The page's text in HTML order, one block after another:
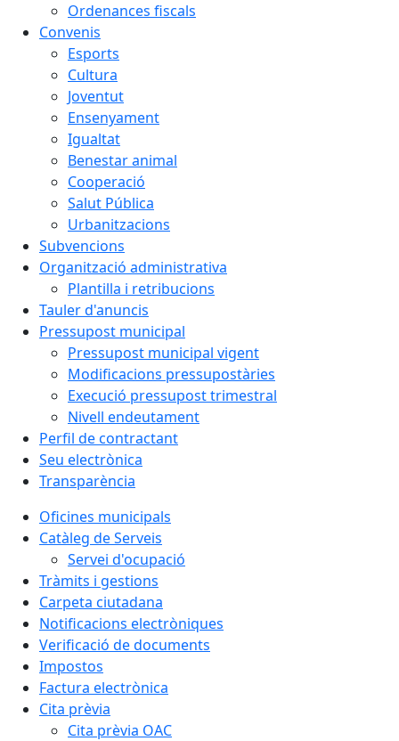
Ordenances fiscals
Convenis
Esports
Cultura
Joventut
Ensenyament
Igualtat
Benestar animal
Cooperació
Salut Pública
Urbanitzacions
Subvencions
Organització administrativa
Plantilla i retribucions
Tauler d'anuncis
Pressupost municipal
Pressupost municipal vigent
Modificacions pressupostàries
Execució pressupost trimestral
Nivell endeutament
Perfil de contractant
Seu electrònica
Transparència
Oficines municipals
Catàleg de Serveis
Servei d'ocupació
Tràmits i gestions
Carpeta ciutadana
Notificacions electròniques
Verificació de documents
Impostos
Factura electrònica
Cita prèvia
Cita prèvia OAC